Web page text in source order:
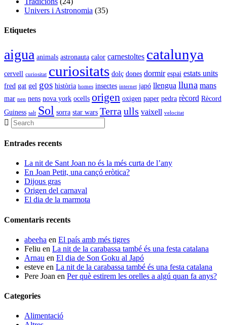
Univers i Astronomia (35)
Etiquetes
aigua animals astronauta calor carnestoltes catalunya
cervell curiositat curiositats dolç dones dormir espai estats units
fred gat gel gos història homes insectes internet japó llengua lluna mans
mar nen nens nova york ocells origen oxigen paper pedra rècord Rècord
Guiness salt Sol sorra star wars Terra ulls vaixell velocitat
Entrades recents
La nit de Sant Joan no és la més curta de l’any
En Joan Petit, una cançó eròtica?
Dijous gras
Origen del carnaval
El dia de la marmota
Comentaris recents
abeeha en El país amb més tigres
Feliu en La nit de la carabassa també és una festa catalana
Arnau en El dia de Son Goku al Japó
esteve en La nit de la carabassa també és una festa catalana
Pere Joan en Per què estirem les orelles a algú quan fa anys?
Categories
Alimentació